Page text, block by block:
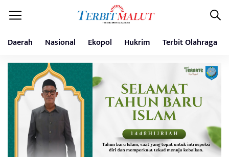
Daerah Nasional Ekopol Hukrim Terbit Olahraga